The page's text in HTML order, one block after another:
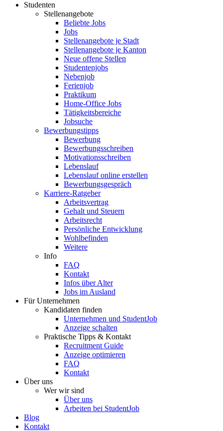
Studenten
Stellenangebote
Beliebte Jobs
Jobs
Stellenangebote je Stadt
Stellenangebote je Kanton
Neue offene Stellen
Studentenjobs
Nebenjob
Ferienjob
Praktikum
Home-Office Jobs
Tätigkeitsbereiche
Jobsuche
Bewerbungstipps
Bewerbung
Bewerbungsschreiben
Motivationsschreiben
Lebenslauf
Lebenslauf online erstellen
Bewerbungsgespräch
Karriere-Ratgeber
Arbeitsvertrag
Gehalt und Steuern
Arbeitsrecht
Persönliche Entwicklung
Wohlbefinden
Weitere
Info
FAQ
Kontakt
Infos über Alter
Jobs im Ausland
Für Unternehmen
Kandidaten finden
Unternehmen und StudentJob
Anzeige schalten
Praktische Tipps & Kontakt
Recruitment Guide
Anzeige optimieren
FAQ
Kontakt
Über uns
Wer wir sind
Über uns
Arbeiten bei StudentJob
Blog
Kontakt